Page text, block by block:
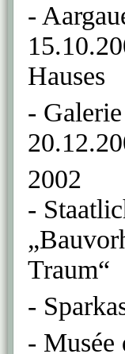
-
Hauses
-
2002
-
Traum“
-
- Musée